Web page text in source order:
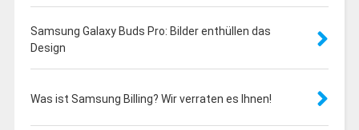
Samsung Galaxy Buds Pro: Bilder enthüllen das
Design
Was ist Samsung Billing? Wir verraten es Ihnen!